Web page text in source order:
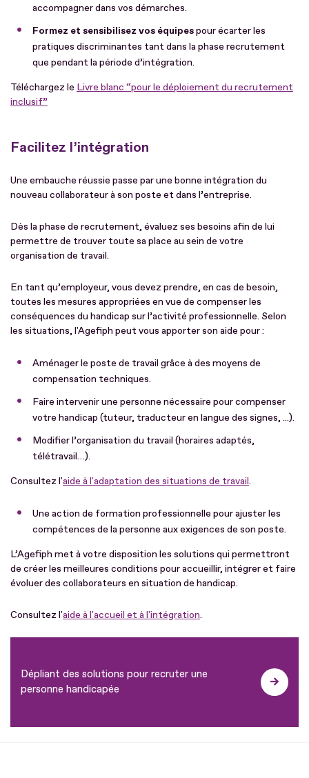
accompagner dans vos démarches.
Formez et sensibilisez vos équipespour écarter les
pratiques discriminantes tant dans la phase recrutement
que pendant la période d’intégration.
Téléchargez le Livre blanc “pour le déploiement du recrutement
inclusif”
Facilitez l’intégration
Une embauche réussie passe par une bonne intégration du
nouveau collaborateur à son poste et dans l’entreprise.
Dès la phase de recrutement, évaluez ses besoins afin de lui
permettre de trouver toute sa place au sein de votre
organisation de travail.
En tant qu’employeur, vous devez prendre, en cas de besoin,
toutes les mesures appropriées en vue de compenser les
conséquences du handicap sur l’activité professionnelle. Selon
les situations, l'Agefiph peut vous apporter son aide pour :
Aménager le poste de travail grâce à des moyens de
compensation techniques.
Faire intervenir une personne nécessaire pour compenser
votre handicap (tuteur, traducteur en langue des signes, ...).
Modifier l’organisation du travail (horaires adaptés,
télétravail…).
Consultez l'aide à l'adaptation des situations de travail.
Une action de formation professionnelle pour ajuster les
compétences de la personne aux exigences de son poste.
L’Agefiph met à votre disposition les solutions qui permettront
de créer les meilleures conditions pour accueillir, intégrer et faire
évoluer des collaborateurs en situation de handicap.
Consultez l'aide à l'accueil et à l'intégration.
Dépliant des solutions pour recruter une
personne handicapée